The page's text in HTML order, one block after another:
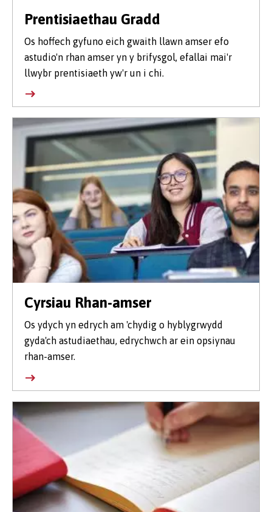
Prentisiaethau Gradd
Os hoffech gyfuno eich gwaith llawn amser efo
astudio'n rhan amser yn y brifysgol, efallai mai'r
llwybr prentisiaeth yw'r un i chi.
Cyrsiau Rhan-amser
Os ydych yn edrych am 'chydig o hyblygrwydd
gyda'ch astudiaethau, edrychwch ar ein opsiynau
rhan-amser.